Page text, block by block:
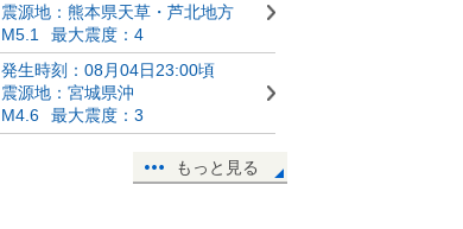
震源地：熊本県天草・芦北地方
M5.1
最大震度：4
発生時刻：08月04日23:00頃
震源地：宮城県沖
M4.6
最大震度：3
もっと見る